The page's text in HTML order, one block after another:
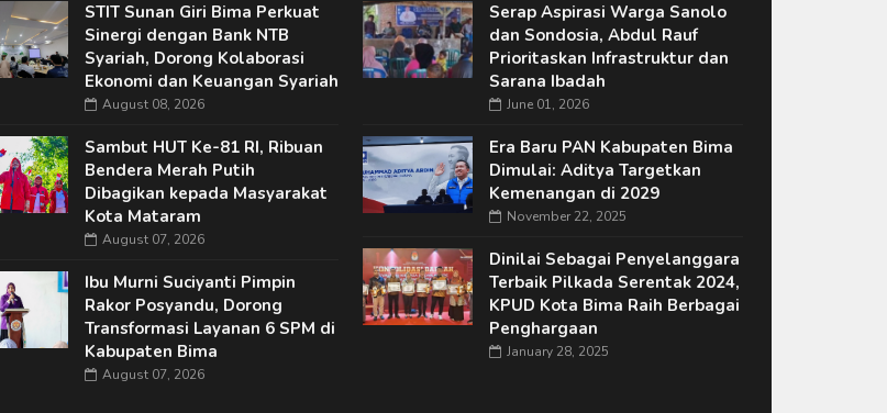
STIT Sunan Giri Bima Perkuat
Sinergi dengan Bank NTB
Syariah, Dorong Kolaborasi
Ekonomi dan Keuangan Syariah
August 08, 2026
Sambut HUT Ke-81 RI, Ribuan
Bendera Merah Putih
Dibagikan kepada Masyarakat
Kota Mataram
August 07, 2026
Ibu Murni Suciyanti Pimpin
Rakor Posyandu, Dorong
Transformasi Layanan 6 SPM di
Kabupaten Bima
August 07, 2026
Serap Aspirasi Warga Sanolo
dan Sondosia, Abdul Rauf
Prioritaskan Infrastruktur dan
Sarana Ibadah
June 01, 2026
Era Baru PAN Kabupaten Bima
Dimulai: Aditya Targetkan
Kemenangan di 2029
November 22, 2025
Dinilai Sebagai Penyelanggara
Terbaik Pilkada Serentak 2024,
KPUD Kota Bima Raih Berbagai
Penghargaan
January 28, 2025